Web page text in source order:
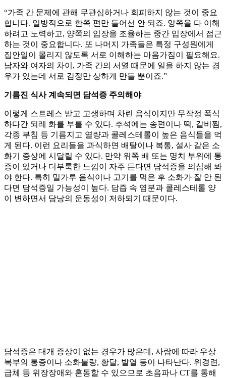
“가족 간 문제에 관해 무관심하거나 회피하지 않는 것이 중요
합니다. 일방적으로 한쪽 편만 들어선 안 되죠. 양쪽을 다 이해
하려고 노력하고, 양쪽의 입장을 조율하는 중간 입장에서 접근
하는 것이 중요합니다. 또 나머지 가족들은 특정 구성원에게
집안일이 몰리지 않도록 서로 이해하는 마음가짐이 필요해요.
남자와 여자의 차이, 가족 간의 서열 때문에 일을 하지 않는 경
우가 있는데 서로 감정만 상하게 만들 뿐이죠.”
기름진 식사 계속되면 담석증 주의해야
이렇게 스트레스 받고 고생하며 차린 음식이지만 무작정 폭식
하다간 되레 화를 부를 수 있다. 추석에는 송편이나 떡, 갈비찜,
각종 부침 등 기름지고 열량과 콜레스테롤이 높은 음식들을 먹
게 된다. 이런 요리들을 과식하면 배탈이나 복통, 설사 같은 소
화기 증상에 시달릴 수 있다. 만약 위쪽 배 또는 명치 부위에 통
증이 있거나 더부룩한 느낌이 자주 든다면 담석증을 의심해 봐
야 한다. 특히 밀가루 음식이나 고기를 먹은 후 소화가 잘 안 된
다면 담석증일 가능성이 높다. 담즙 속 염분과 콜레스테롤 양
이 변하면서 담낭의 운동성이 저하되기 때문이다.
담석증은 대개 증상이 없는 경우가 많은데, 사람에 따라 우상
복부의 통증이나 소화불량, 황달, 발열 등이 나타난다. 위경련,
급체 등 위장장애와 혼동할 수 있으므로 초음파나 CT를 통해